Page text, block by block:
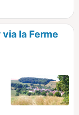
la Ferme